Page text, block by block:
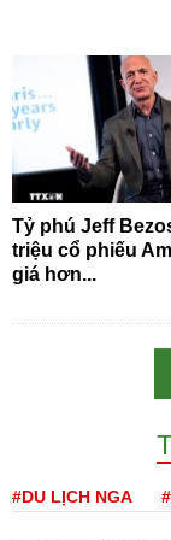
Tỷ phú Jeff
triệu cổ phiếu
giá hơn...
#DU LỊCH NGA